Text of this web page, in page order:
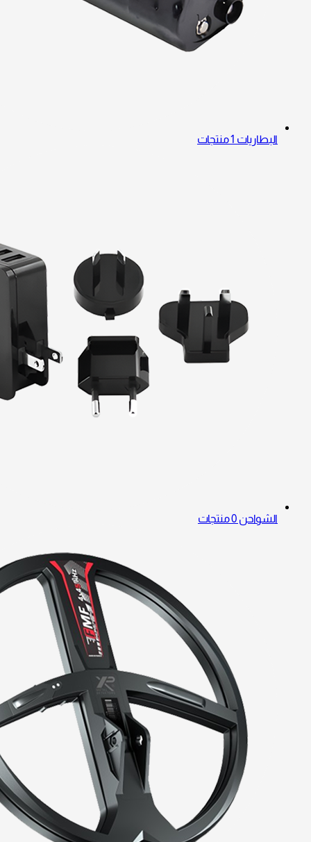
البطاريات 1 منتجات
الشواحن 0 منتجات